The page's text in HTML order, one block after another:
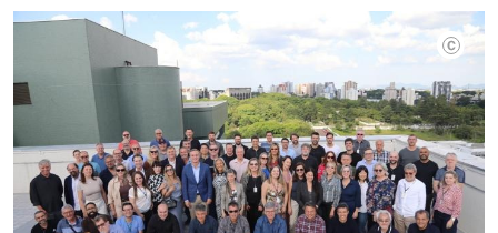
©JFPR.|